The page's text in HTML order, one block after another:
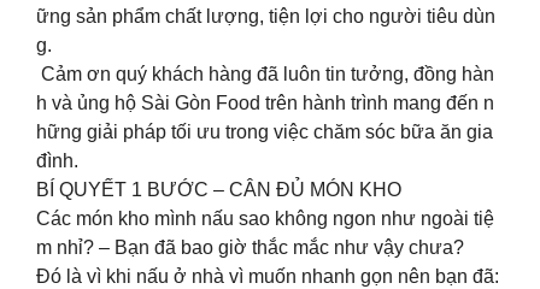
ững sản phẩm chất lượng, tiện lợi cho người tiêu dùn
g.
Cảm ơn quý khách hàng đã luôn tin tưởng, đồng hàn
h và ủng hộ Sài Gòn Food trên hành trình mang đến n
hững giải pháp tối ưu trong việc chăm sóc bữa ăn gia
đình.
BÍ QUYẾT 1 BƯỚC – CÂN ĐỦ MÓN KHO
Các món kho mình nấu sao không ngon như ngoài tiệ
m nhỉ? – Bạn đã bao giờ thắc mắc như vậy chưa?
Đó là vì khi nấu ở nhà vì muốn nhanh gọn nên bạn đã: